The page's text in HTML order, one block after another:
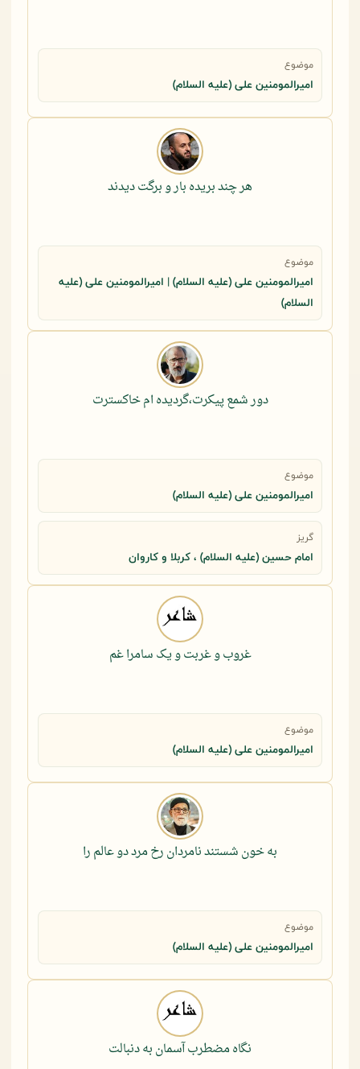
موضوع
امیرالمومنین علی (علیه السلام)
هر چند بریده بار و برگت دیدند
موضوع
امیرالمومنین علی (علیه السلام) | امیرالمومنین علی (علیه
السلام)
دور شمع پیکرت،گردیده ام خاکسترت
موضوع
امیرالمومنین علی (علیه السلام)
گریز
امام حسین (علیه السلام) ، کربلا و کاروان
غروب و غربت و یک سامرا غم
موضوع
امیرالمومنین علی (علیه السلام)
به خون شستند نامردان رخ مرد دو عالم را
موضوع
امیرالمومنین علی (علیه السلام)
نگاه مضطرب آسمان به دنبالت